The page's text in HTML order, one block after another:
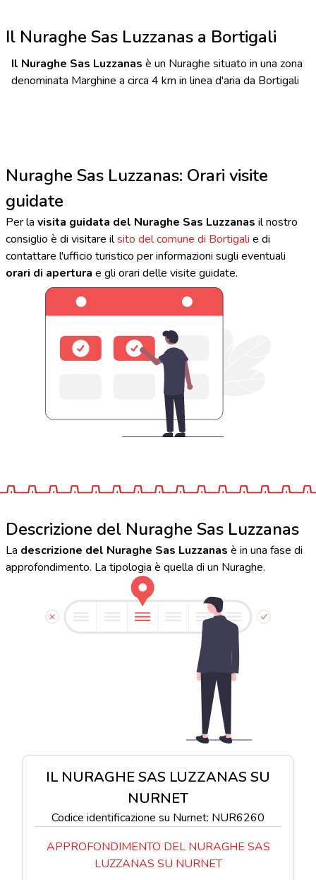
Il Nuraghe Sas Luzzanas a Bortigali
Il Nuraghe Sas Luzzanas è un Nuraghe situato in una zona
denominata Marghine a circa 4 km in linea d'aria da Bortigali
Nuraghe Sas Luzzanas: Orari visite
guidate
Per la visita guidata del Nuraghe Sas Luzzanas il nostro
consiglio è di visitare ilsito del comune di Bortigali e di
contattare l'ufficio turistico per informazioni sugli eventuali
orari di apertura e gli orari delle visite guidate.
Descrizione del Nuraghe Sas Luzzanas
La descrizione del Nuraghe Sas Luzzanas è in una fase di
approfondimento. La tipologia è quella di un Nuraghe.
IL NURAGHE SAS LUZZANAS SU
NURNET
Codice identificazione su Nurnet: NUR6260
APPROFONDIMENTO DEL NURAGHE SAS
LUZZANAS SU NURNET